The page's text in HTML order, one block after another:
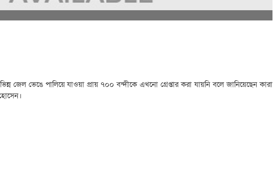
ভেঙে পালিয়ে যাওয়া প্রায় ৭০০ বন্দীকে এখনো গ্রেপ্তার করা যায়নি বলে জানিয়েছেন কারা